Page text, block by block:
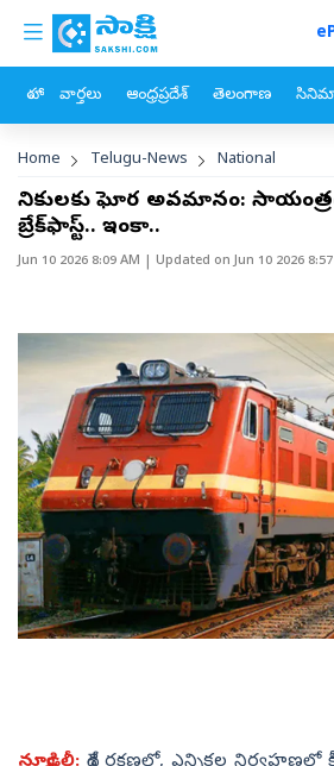
Skip to main content
custom menu
హోం వార్తలు ఆంధ్రప్రదేశ్ తెలంగాణ
Breadcrumb
Home Telugu-News National
సైనికులకు ఘోర అవమానం:
బ్రేక్‌ఫాస్ట్.. ఇంకా..
Jun 10 2026 8:09 AM | Updated onJun 10 2026